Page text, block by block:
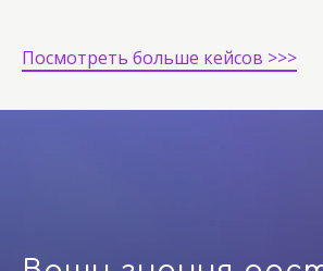
Посмотреть больше кейсов >>>